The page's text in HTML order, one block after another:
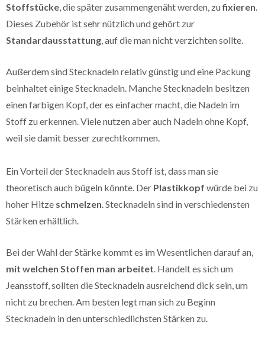
Stoffstücke, die später zusammengenäht werden, zufixieren.
Dieses Zubehör ist sehr nützlich und gehört zur
Standardausstattung, auf die man nicht verzichten sollte.
Außerdem sind Stecknadeln relativ günstig und eine Packung
beinhaltet einige Stecknadeln. Manche Stecknadeln besitzen
einen farbigen Kopf, der es einfacher macht, die Nadeln im
Stoff zu erkennen. Viele nutzen aber auch Nadeln ohne Kopf,
weil sie damit besser zurechtkommen.
Ein Vorteil der Stecknadeln aus Stoff ist, dass man sie
theoretisch auch bügeln könnte. Der Plastikkopf würde bei zu
hoher Hitze schmelzen. Stecknadeln sind in verschiedensten
Stärken erhältlich.
Bei der Wahl der Stärke kommt es im Wesentlichen darauf an,
mit welchen Stoffen man arbeitet. Handelt es sich um
Jeansstoff, sollten die Stecknadeln ausreichend dick sein, um
nicht zu brechen. Am besten legt man sich zu Beginn
Stecknadeln in den unterschiedlichsten Stärken zu.